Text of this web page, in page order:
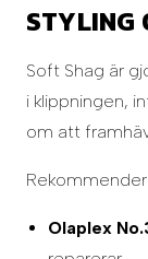
STYLING
Soft Shag är
i klippningen,
om att
Olaplex